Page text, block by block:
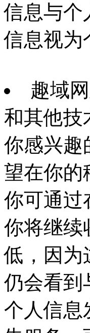
信息与个
信息视为
趣域
和其他技
你感兴趣
望在你的
你可通过
你将继续
低，因为
仍会看到
个人信息